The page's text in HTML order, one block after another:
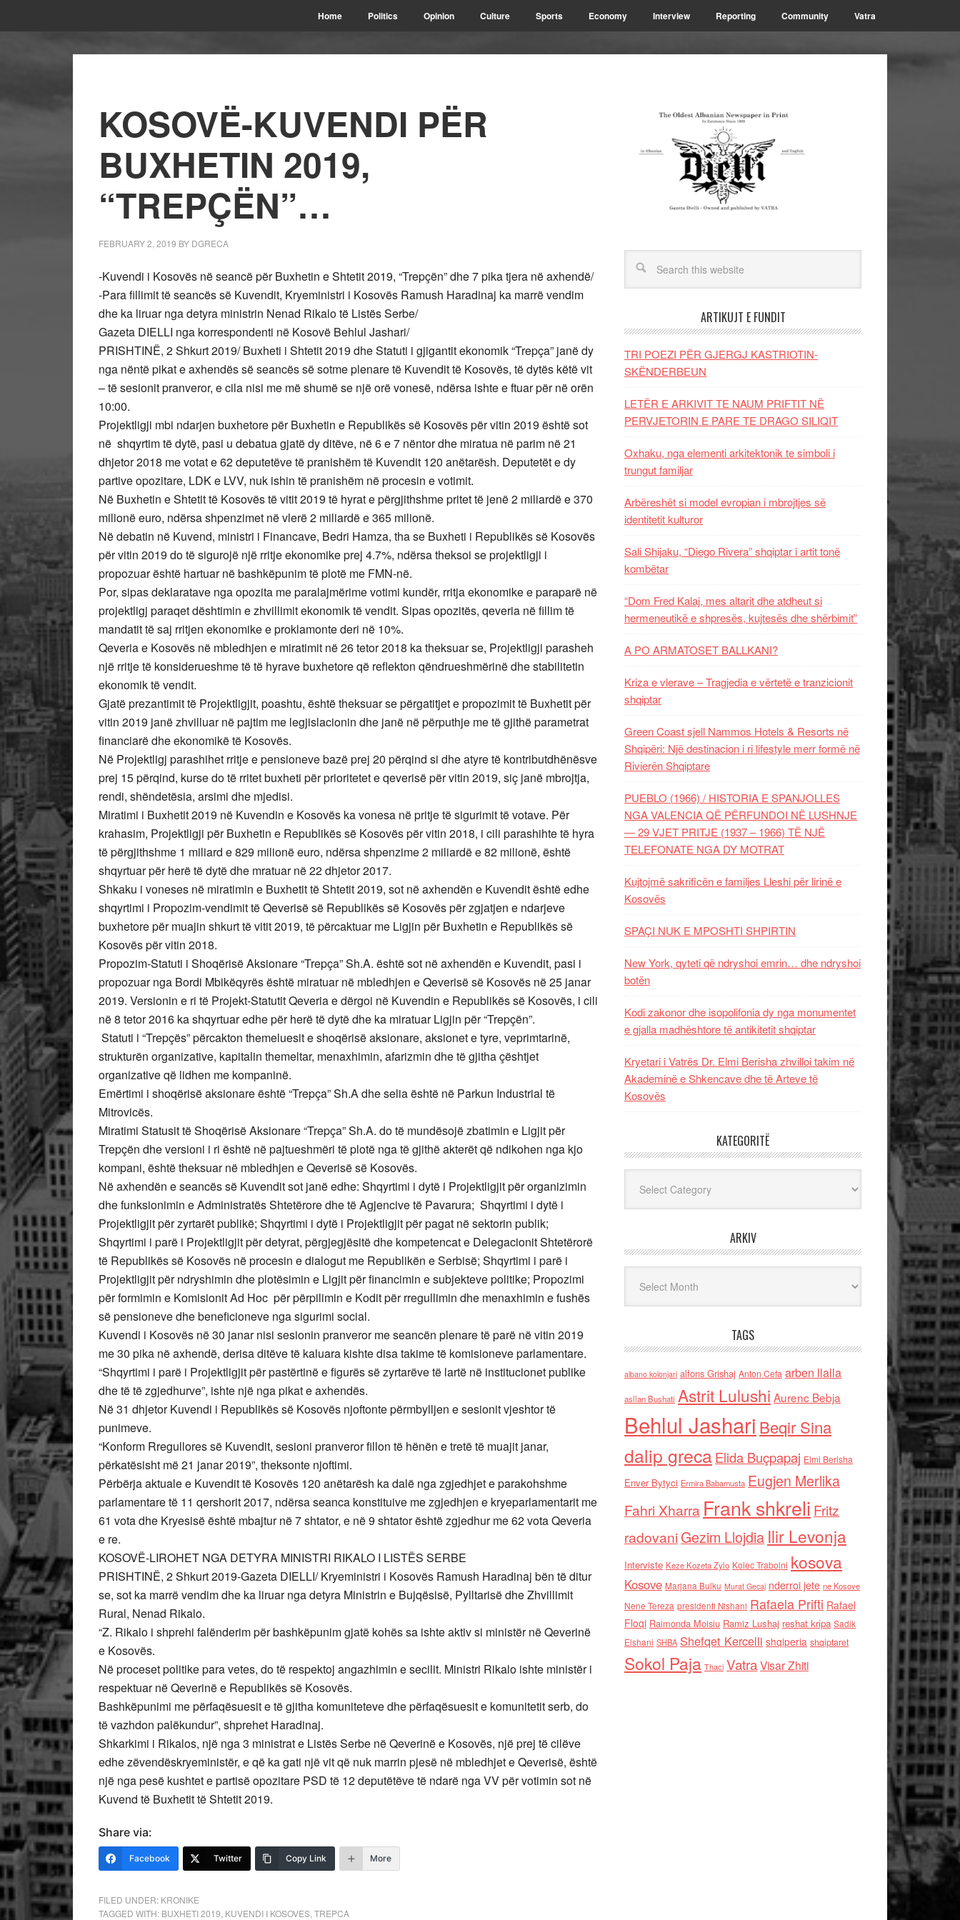
Home Politics Opinion Culture Sports Economy Interview Reporting Community Vatra
KOSOVË-KUVENDI PËR
BUXHETIN 2019,
“TREPÇËN”…
FEBRUARY 2, 2019 BY DGRECA
-Kuvendi i Kosovës në seancë për Buxhetin e Shtetit 2019, “Trepçën” dhe 7 pika tjera në axhendë/
-Para fillimit të seancës së Kuvendit, Kryeministri i Kosovës Ramush Haradinaj ka marrë vendim
dhe ka liruar nga detyra ministrin Nenad Rikalo të Listës Serbe/
Gazeta DIELLI nga korrespondenti në Kosovë Behlul Jashari/
PRISHTINË, 2 Shkurt 2019/ Buxheti i Shtetit 2019 dhe Statuti i gjigantit ekonomik “Trepça” janë dy
nga nëntë pikat e axhendës së seancës së sotme plenare të Kuvendit të Kosovës, të dytës këtë vit
– të sesionit pranveror, e cila nisi me më shumë se një orë vonesë, ndërsa ishte e ftuar për në orën
10:00.
Projektligji mbi ndarjen buxhetore për Buxhetin e Republikës së Kosovës për vitin 2019 është sot
në shqyrtim të dytë, pasi u debatua gjatë dy ditëve, në 6 e 7 nëntor dhe miratua në parim në 21
dhjetor 2018 me votat e 62 deputetëve të pranishëm të Kuvendit 120 anëtarësh. Deputetët e dy
partive opozitare, LDK e LVV, nuk ishin të pranishëm në procesin e votimit.
Në Buxhetin e Shtetit të Kosovës të vitit 2019 të hyrat e përgjithshme pritet të jenë 2 miliardë e 370
milionë euro, ndërsa shpenzimet në vlerë 2 miliardë e 365 milionë.
Në debatin në Kuvend, ministri i Financave, Bedri Hamza, tha se Buxheti i Republikës së Kosovës
për vitin 2019 do të sigurojë një rritje ekonomike prej 4.7%, ndërsa theksoi se projektligji i
propozuar është hartuar në bashkëpunim të plotë me FMN-në.
Por, sipas deklaratave nga opozita me paralajmërime votimi kundër, rritja ekonomike e paraparë në
projektligj paraqet dështimin e zhvillimit ekonomik të vendit. Sipas opozitës, qeveria në fillim të
mandatit të saj rritjen ekonomike e proklamonte deri në 10%.
Qeveria e Kosovës në mbledhjen e miratimit në 26 tetor 2018 ka theksuar se, Projektligji parasheh
një rritje të konsiderueshme të të hyrave buxhetore që reflekton qëndrueshmërinë dhe stabilitetin
ekonomik të vendit.
Gjatë prezantimit të Projektligjit, poashtu, është theksuar se përgatitjet e propozimit të Buxhetit për
vitin 2019 janë zhvilluar në pajtim me legjislacionin dhe janë në përputhje me të gjithë parametrat
financiarë dhe ekonomikë të Kosovës.
Në Projektligj parashihet rritje e pensioneve bazë prej 20 përqind si dhe atyre të kontributdhënësve
prej 15 përqind, kurse do të rritet buxheti për prioritetet e qeverisë për vitin 2019, siç janë mbrojtja,
rendi, shëndetësia, arsimi dhe mjedisi.
Miratimi i Buxhetit 2019 në Kuvendin e Kosovës ka vonesa në pritje të sigurimit të votave. Për
krahasim, Projektligji për Buxhetin e Republikës së Kosovës për vitin 2018, i cili parashihte të hyra
të përgjithshme 1 miliard e 829 milionë euro, ndërsa shpenzime 2 miliardë e 82 milionë, është
shqyrtuar për herë të dytë dhe mratuar në 22 dhjetor 2017.
Shkaku i voneses në miratimin e Buxhetit të Shtetit 2019, sot në axhendën e Kuvendit është edhe
shqyrtimi i Propozim-vendimit të Qeverisë së Republikës së Kosovës për zgjatjen e ndarjeve
buxhetore për muajin shkurt të vitit 2019, të përcaktuar me Ligjin për Buxhetin e Republikës së
Kosovës për vitin 2018.
Propozim-Statuti i Shoqërisë Aksionare “Trepça” Sh.A. është sot në axhendën e Kuvendit, pasi i
propozuar nga Bordi Mbikëqyrës është miratuar në mbledhjen e Qeverisë së Kosovës në 25 janar
2019. Versionin e ri të Projekt-Statutit Qeveria e dërgoi në Kuvendin e Republikës së Kosovës, i cili
në 8 tetor 2016 ka shqyrtuar edhe për herë të dytë dhe ka miratuar Ligjin për “Trepçën”.
Statuti i “Trepçës” përcakton themeluesit e shoqërisë aksionare, aksionet e tyre, veprimtarinë,
strukturën organizative, kapitalin themeltar, menaxhimin, afarizmin dhe të gjitha çështjet
organizative që lidhen me kompaninë.
Emërtimi i shoqërisë aksionare është “Trepça” Sh.A dhe selia është në Parkun Industrial të
Mitrovicës.
Miratimi Statusit të Shoqërisë Aksionare “Trepça” Sh.A. do të mundësojë zbatimin e Ligjit për
Trepçën dhe versioni i ri është në pajtueshmëri të plotë nga të gjithë akterët që ndikohen nga kjo
kompani, është theksuar në mbledhjen e Qeverisë së Kosovës.
Në axhendën e seancës së Kuvendit sot janë edhe: Shqyrtimi i dytë i Projektligjit për organizimin
dhe funksionimin e Administratës Shtetërore dhe të Agjencive të Pavarura; Shqyrtimi i dytë i
Projektligjit për zyrtarët publikë; Shqyrtimi i dytë i Projektligjit për pagat në sektorin publik;
Shqyrtimi i parë i Projektligjit për detyrat, përgjegjësitë dhe kompetencat e Delegacionit Shtetërorë
të Republikës së Kosovës në procesin e dialogut me Republikën e Serbisë; Shqyrtimi i parë i
Projektligjit për ndryshimin dhe plotësimin e Ligjit për financimin e subjekteve politike; Propozimi
për formimin e Komisionit Ad Hoc për përpilimin e Kodit për rregullimin dhe menaxhimin e fushës
së pensioneve dhe beneficioneve nga sigurimi social.
Kuvendi i Kosovës në 30 janar nisi sesionin pranveror me seancën plenare të parë në vitin 2019
me 30 pika në axhendë, derisa ditëve të kaluara kishte disa takime të komisioneve parlamentare.
“Shqyrtimi i parë i Projektligjit për pastërtinë e figurës së zyrtarëve të lartë në institucionet publike
dhe të të zgjedhurve”, ishte një nga pikat e axhendës.
Në 31 dhjetor Kuvendi i Republikës së Kosovës njoftonte përmbylljen e sesionit vjeshtor të
punimeve.
“Konform Rregullores së Kuvendit, sesioni pranveror fillon të hënën e tretë të muajit janar,
përkatësisht më 21 janar 2019”, theksonte njoftimi.
Përbërja aktuale e Kuvendit të Kosovës 120 anëtarësh ka dalë nga zgjedhjet e parakohshme
parlamentare të 11 qershorit 2017, ndërsa seanca konstituive me zgjedhjen e kryeparlamentarit me
61 vota dhe Kryesisë është mbajtur në 7 shtator, e në 9 shtator është zgjedhur me 62 vota Qeveria
e re.
KOSOVË-LIROHET NGA DETYRA MINISTRI RIKALO I LISTËS SERBE
PRISHTINË, 2 Shkurt 2019-Gazeta DIELLI/ Kryeministri i Kosovës Ramush Haradinaj bën të ditur
se, sot ka marrë vendim dhe ka liruar nga detyra Ministrin e Bujqësisë, Pylltarisë dhe Zhvillimit
Rural, Nenad Rikalo.
“Z. Rikalo i shprehi falënderim për bashkëpunim gjatë kohës sa ishte aktiv si ministër në Qeverinë
e Kosovës.
Në proceset politike para vetes, do të respektoj angazhimin e secilit. Ministri Rikalo ishte ministër i
respektuar në Qeverinë e Republikës së Kosovës.
Bashkëpunimi me përfaqësuesit e të gjitha komuniteteve dhe përfaqësuesit e komunitetit serb, do
të vazhdon palëkundur”, shprehet Haradinaj.
Shkarkimi i Rikalos, një nga 3 ministrat e Listës Serbe në Qeverinë e Kosovës, një prej të cilëve
edhe zëvendëskryeministër, e që ka gati një vit që nuk marrin pjesë në mbledhjet e Qeverisë, është
një nga pesë kushtet e partisë opozitare PSD të 12 deputëtëve të ndarë nga VV për votimin sot në
Kuvend të Buxhetit të Shtetit 2019.
Share via:
Facebook Twitter Copy Link More
FILED UNDER: KRONIKE
TAGGED WITH: BUXHETI 2019 KUVENDI I KOSOVES TREPCA
ARTIKUJT E FUNDIT
TRI POEZI PËR GJERGJ KASTRIOTIN-
SKËNDERBEUN
LETËR E ARKIVIT TE NAUM PRIFTIT NË
PERVJETORIN E PARE TE DRAGO SILIQIT
Oxhaku, nga elementi arkitektonik te simboli i
trungut familjar
Arbëreshët si model evropian i mbrojtjes së
identitetit kulturor
Sali Shijaku, “Diego Rivera” shqiptar i artit tonë
kombëtar
“Dom Fred Kalaj, mes altarit dhe atdheut si
hermeneutikë e shpresës, kujtesës dhe shërbimit”
A PO ARMATOSET BALLKANI?
Kriza e vlerave – Tragjedia e vërtetë e tranzicionit
shqiptar
Green Coast sjell Nammos Hotels & Resorts në
Shqipëri: Një destinacion i ri lifestyle merr formë në
Rivierën Shqiptare
PUEBLO (1966) / HISTORIA E SPANJOLLES
NGA VALENCIA QË PËRFUNDOI NË LUSHNJE
— 29 VJET PRITJE (1937 – 1966) TË NJË
TELEFONATE NGA DY MOTRAT
Kujtojmë sakrificën e familjes Lleshi për lirinë e
Kosovës
SPAÇI NUK E MPOSHTI SHPIRTIN
New York, qyteti që ndryshoi emrin… dhe ndryshoi
botën
Kodi zakonor dhe isopolifonia dy nga monumentet
e gjalla madhështore të antikitetit shqiptar
Kryetari i Vatrës Dr. Elmi Berisha zhvilloi takim në
Akademinë e Shkencave dhe të Arteve të
Kosovës
KATEGORITË
ARKIV
TAGS
albano kolonjari alfons Grishaj Anton Cefa arben llalla
asllan Bushati Astrit Lulushi Aurenc Bebja
Behlul Jashari Beqir Sina
dalip grecaElida Buçpapaj Elmi Berisha
Enver Bytyci Ermira Babamusta Eugjen Merlika
Fahri Xharra Frank shkreli Fritz
radovaniGezim Llojdia Ilir Levonja
Interviste Keze Kozeta Zylo Kolec Traboini kosova
Kosove Marjana Bulku Murat Gecaj nderroi jete ne Kosove
Nene Tereza presidenti Nishani Rafaela Prifti Rafael
Floqi Raimonda Moisiu Ramiz Lushaj reshat kripa Sadik
Elshani SHBA Shefqet Kercelli shqiperia shqiptaret
Sokol Paja Thaci VatraVisar Zhiti